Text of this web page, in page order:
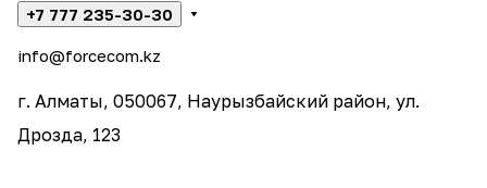
+7 777 235-30-30
info@forcecom.kz
г. Алматы, 050067, Наурызбайский район, ул.
Дрозда, 123